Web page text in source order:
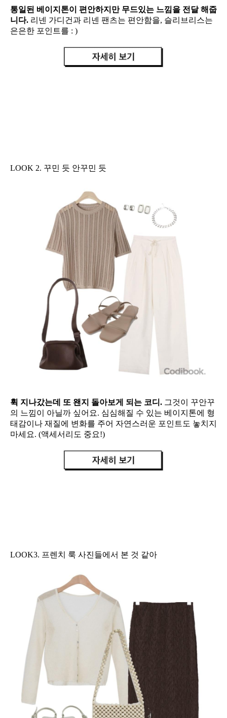
통일된 베이지톤이 편안하지만 무드있는 느낌을 전달 해줍
니다. 리넨 가디건과 리넨 팬츠는 편안함을, 슬리브리스는
은은한 포인트를 : )
LOOK 2. 꾸민 듯 안꾸민 듯
휙 지나갔는데 또 왠지 돌아보게 되는 코디. 그것이 꾸안꾸
의 느낌이 아닐까 싶어요. 심심해질 수 있는 베이지톤에 형
태감이나 재질에 변화를 주어 자연스러운 포인트도 놓치지
마세요. (액세서리도 중요!)
LOOK3. 프렌치 룩 사진들에서 본 것 같아